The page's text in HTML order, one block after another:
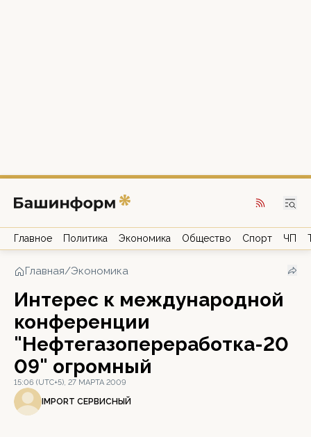
Главное Политика Экономика Общество Спорт ЧП
Главная/Экономика
Интерес к международной
конференции
"Нефтегазопереработка-20
09" огромный
15:06 (UTC+5), 27 МАРТА 2009
IMPORT СЕРВИСНЫЙ